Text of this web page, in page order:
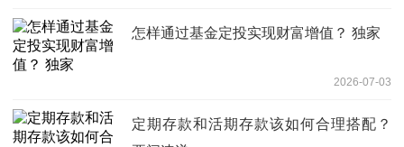
怎样通过基金定投实现财富增值？ 独家
2026-07-03
定期存款和活期存款该如何合理搭配？